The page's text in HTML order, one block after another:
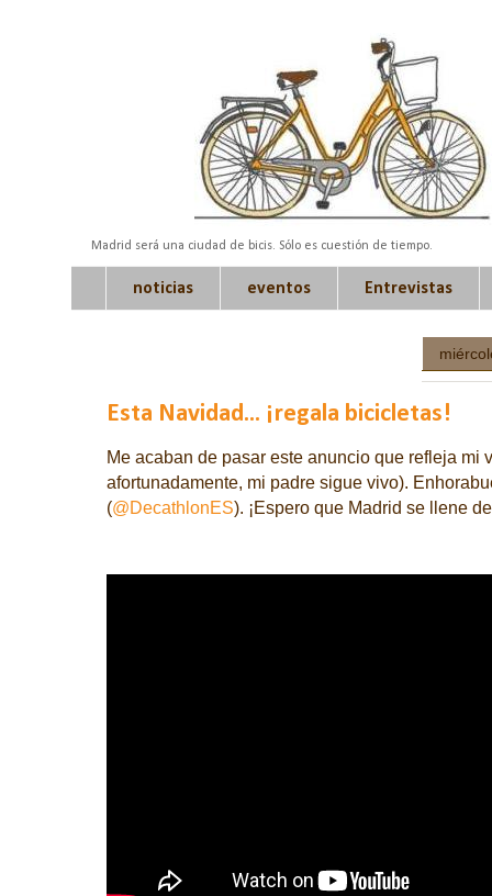
Madrid será una ciudad de bicis. Sólo es cuestión de tiempo.
noticias eventos Entrevistas
Esta Navidad... ¡regala bicicletas!
Me acaban de pasar este anuncio que refleja mi
afortunadamente, mi padre sigue vivo).
(@DecathlonES). ¡Espero que Madrid se llene